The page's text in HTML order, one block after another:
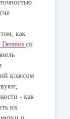
как
Desmosсо
классом
- как
их